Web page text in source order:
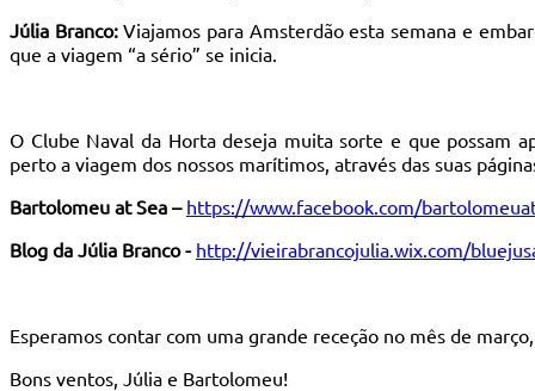
Júlia Branco:Viajamos para Amsterdão esta semana e
que a viagem “a sério” se inicia.
O Clube Naval da Horta deseja muita sorte e que possam
perto a viagem dos nossos marítimos, através das suas
Bartolomeu at Sea – https://www.facebook.com/
Blog da Júlia Branco - http://vieirabrancojulia.wix.com/
Esperamos contar com uma grande receção no mês de
Bons ventos, Júlia e Bartolomeu!